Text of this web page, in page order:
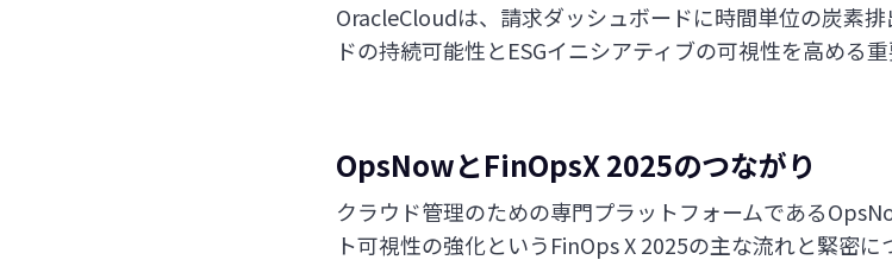
OracleCloudは、請求ダッシュボードに時間単位の炭素
ドの持続可能性とESGイニシアティブの可視性を高める
OpsNowとFinOpsX 2025のつながり
クラウド管理のための専門プラットフォームである
ト可視性の強化というFinOps X 2025の主な流れと緊密に